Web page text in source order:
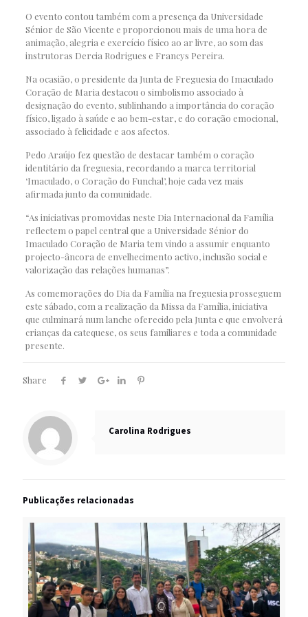
O evento contou também com a presença da Universidade
Sénior de São Vicente e proporcionou mais de uma hora de
animação, alegria e exercício físico ao ar livre, ao som das
instrutoras Dercia Rodrigues e Francys Pereira.
Na ocasião, o presidente da Junta de Freguesia do Imaculado
Coração de Maria destacou o simbolismo associado à
designação do evento, sublinhando a importância do coração
físico, ligado à saúde e ao bem-estar, e do coração emocional,
associado à felicidade e aos afectos.
Pedo Araújo fez questão de destacar também o coração
identitário da freguesia, recordando a marca territorial
‘Imaculado, o Coração do Funchal’, hoje cada vez mais
afirmada junto da comunidade.
“As iniciativas promovidas neste Dia Internacional da Família
reflectem o papel central que a Universidade Sénior do
Imaculado Coração de Maria tem vindo a assumir enquanto
projecto-âncora de envelhecimento activo, inclusão social e
valorização das relações humanas”.
As comemorações do Dia da Família na freguesia prosseguem
este sábado, com a realização da Missa da Família, iniciativa
que culminará num lanche oferecido pela Junta e que envolverá
crianças da catequese, os seus familiares e toda a comunidade
presente.
Share
Carolina Rodrigues
Publicações relacionadas